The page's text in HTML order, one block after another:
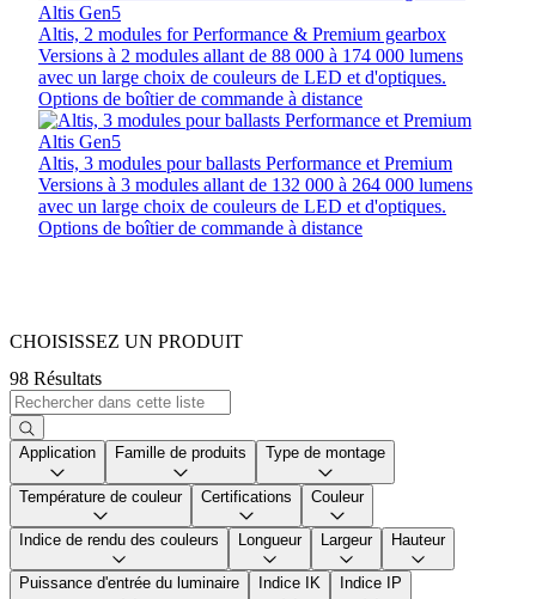
Altis Gen5
Altis, 2 modules for Performance & Premium gearbox
Versions à 2 modules allant de 88 000 à 174 000 lumens
avec un large choix de couleurs de LED et d'optiques.
Options de boîtier de commande à distance
Altis Gen5
Altis, 3 modules pour ballasts Performance et Premium
Versions à 3 modules allant de 132 000 à 264 000 lumens
avec un large choix de couleurs de LED et d'optiques.
Options de boîtier de commande à distance
CHOISISSEZ UN PRODUIT
98 Résultats
Application Famille de produits Type de montage
Température de couleur Certifications Couleur
Indice de rendu des couleurs Longueur Largeur Hauteur
Puissance d'entrée du luminaire Indice IK Indice IP